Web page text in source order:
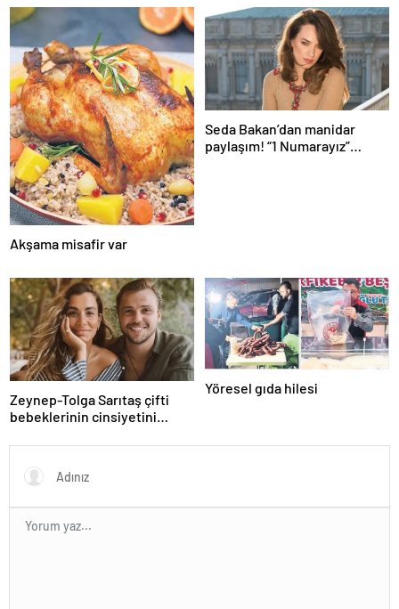
Akşama misafir var
Seda Bakan’dan manidar
paylaşım! “1 Numarayız”
Zeynep-Tolga Sarıtaş çifti
bebeklerinin cinsiyetini
Yöresel gıda hilesi